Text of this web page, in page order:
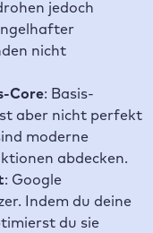
jedoch
nicht
Core: Basis-
aber nicht perfekt
moderne
abdecken.
: Google
Indem du deine
du sie